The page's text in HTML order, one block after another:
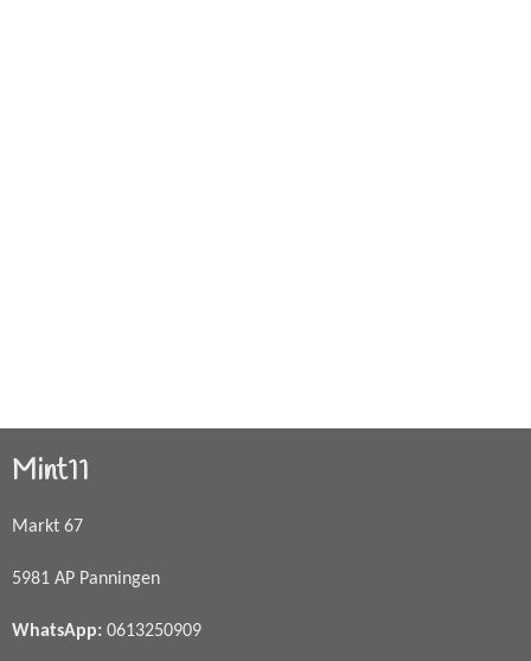
Mint11
Markt 67
5981 AP Panningen
WhatsApp: 0613250909